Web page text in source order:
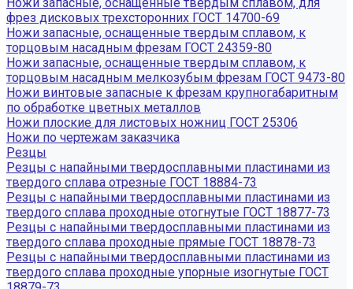
фрез дисковых трехсторонних ГОСТ 14700-69
Ножи запасные, оснащенные твердым сплавом, к
торцовым насадным фрезам ГОСТ 24359-80
Ножи запасные, оснащенные твердым сплавом, к
торцовым насадным мелкозубым фрезам ГОСТ 9473-80
Ножи винтовые запасные к фрезам крупногабаритным
по обработке цветных металлов
Ножи плоские для листовых ножниц ГОСТ 25306
Ножи по чертежам заказчика
Резцы
Резцы с напайными твердосплавными пластинами из
твердого сплава отрезные ГОСТ 18884-73
Резцы с напайными твердосплавными пластинами из
твердого сплава проходные отогнутые ГОСТ 18877-73
Резцы с напайными твердосплавными пластинами из
твердого сплава проходные прямые ГОСТ 18878-73
Резцы с напайными твердосплавными пластинами из
твердого сплава проходные упорные изогнутые ГОСТ